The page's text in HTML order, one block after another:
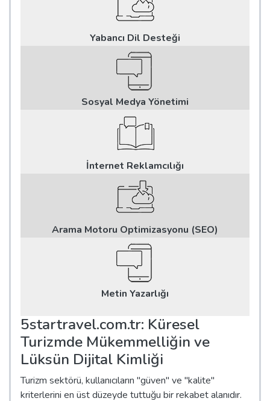
Yabancı Dil Desteği
Sosyal Medya Yönetimi
İnternet Reklamcılığı
Arama Motoru Optimizasyonu (SEO)
Metin Yazarlığı
5startravel.com.tr: Küresel
Turizmde Mükemmelliğin ve
Lüksün Dijital Kimliği
Turizm sektörü, kullanıcıların "güven" ve "kalite"
kriterlerini en üst düzeyde tuttuğu bir rekabet alanıdır.